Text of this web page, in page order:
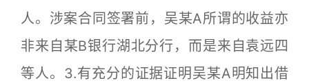
人。涉案合同签署前，吴某A所谓的收益亦
非来自某B银行湖北分行，而是来自袁远四
等人。3.有充分的证据证明吴某A明知出借